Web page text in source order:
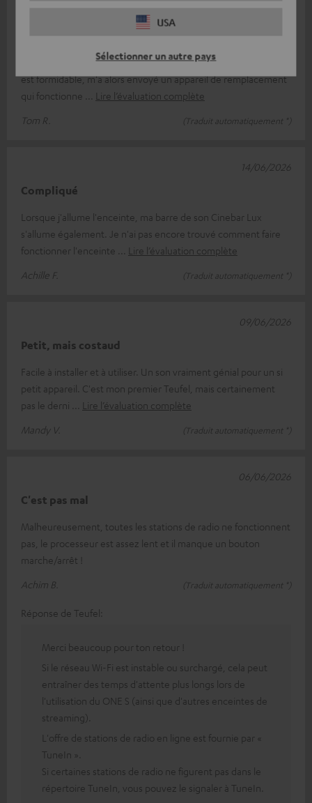
USA
Sélectionner un autre pays
Au début, l'appareil ne fonctionnait pas. Le service client, qui
est formidable, m'a alors envoyé un appareil de remplacement
qui fonctionne
Lire l’évaluation complète
Tom R.
(Traduit automatiquement *)
Compliqué
Lorsque j'allume l'enceinte, ma barre de son Cinebar Lux
s'allume également. Je n'ai pas encore trouvé comment faire
fonctionner l'enceinte
Lire l’évaluation complète
Achille F.
(Traduit automatiquement *)
14/06/2026
Petit, mais costaud
Facile à installer et à utiliser. Un son vraiment génial pour un si
petit appareil. C'est mon premier Teufel, mais certainement
pas le derni
Lire l’évaluation complète
Mandy V.
(Traduit automatiquement *)
09/06/2026
C'est pas mal
Malheureusement, toutes les stations de radio ne fonctionnent
pas, le processeur est assez lent et il manque un bouton
marche/arrêt !
Achim B.
(Traduit automatiquement *)
06/06/2026
Réponse de Teufel:
Merci beaucoup pour ton retour !
Si le réseau Wi-Fi est instable ou surchargé, cela peut
entraîner des temps d'attente plus longs lors de
l'utilisation du ONE S (ainsi que d'autres enceintes de
streaming).
L'offre de stations de radio en ligne est fournie par «
TuneIn ».
Si certaines stations de radio ne figurent pas dans le
répertoire TuneIn, vous pouvez le signaler à TuneIn.